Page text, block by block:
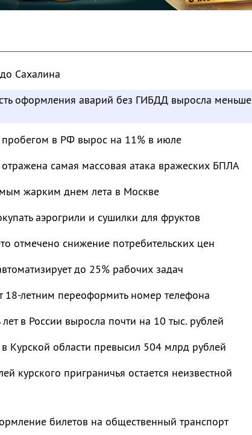
Сахалина
оформления аварий без ГИБДД выросла меньше
в РФ вырос на 11% в июле
самая массовая атака вражеских БПЛА
жарким днем лета в Москве
аэрогрили и сушилки для фруктов
отмечено снижение потребительских цен
до 25% рабочих задач
летним переоформить номер телефона
в России выросла почти на 10 тыс. рублей
Курской области превысил 504 млрд рублей
курского приграничья остается неизвестной
билетов на общественный транспорт